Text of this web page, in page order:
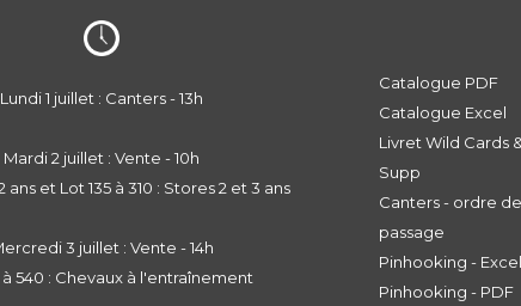
Lundi 1 juillet : Canters - 13h
Mardi 2 juillet : Vente - 10h
ans et Lot 135 à 310 : Stores 2 et 3 ans
3 juillet : Vente - 14h
à 540 : Chevaux à l'entraînement
Catalogue PDF
Catalogue Excel
Livret Wild Cards
Supp
Canters - ordre de
passage
Pinhooking - Excel
Pinhooking - PDF